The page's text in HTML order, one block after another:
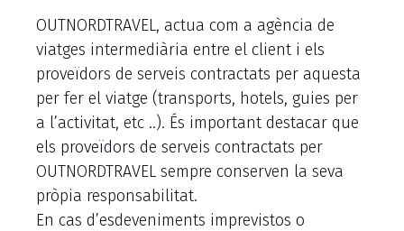
OUTNORDTRAVEL, actua com a agència de
viatges intermediària entre el client i els
proveïdors de serveis contractats per aquesta
per fer el viatge (transports, hotels, guies per
a l’activitat, etc ..). És important destacar que
els proveïdors de serveis contractats per
OUTNORDTRAVEL sempre conserven la seva
pròpia responsabilitat.
En cas d’esdeveniments imprevistos o